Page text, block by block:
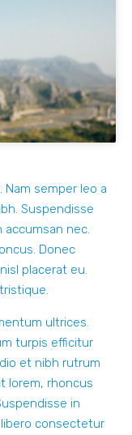
semper leo a
Suspendisse
accumsan nec.
Donec
placerat eu.
ultrices.
turpis efficitur
et nibh rutrum
lorem, rhoncus
in
consectetur